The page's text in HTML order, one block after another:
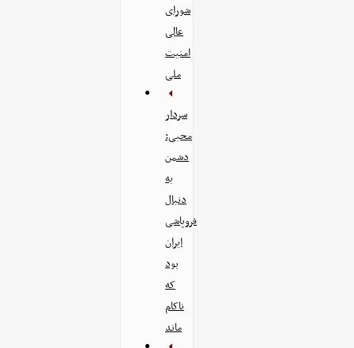
شورای
عالی
امنیت‌
ملی
سردار
محبی:
دشمن
به
دنبال
فروپاشی
ایران
بود
که
ناکام
ماند